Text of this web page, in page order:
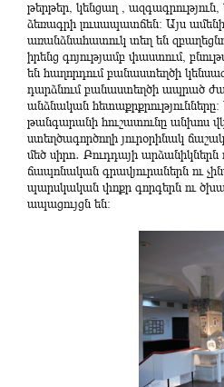
թերթեր, կենցաղ ,
ձեռագրի լուսապատճեն: Այս
առանձնահատուկ տեղ են
իրենց գոյությամբ փաստում,
են հաղորդում բանաստեղծի
դարձնում բանաստեղծի ապրած
անձնական
թանգարանի հուշատունը անխոս
ստեղծագործողի յուրօրինակ
մեծ սիրո․ Բուդդայի
ճապոնական գրավյուրաներն ու
պարսկական փոքր գորգերն ու
ապացույցն են։